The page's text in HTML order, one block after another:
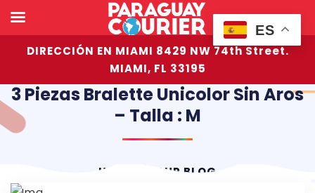
DIRECCIÓN EN MIAMI 8429 NW 74th Street.
MIAMI, FL 33195
3 Piezas Bralette Unicolor Sin Aros
– Talla : M
HOME OUR BLOG
ES